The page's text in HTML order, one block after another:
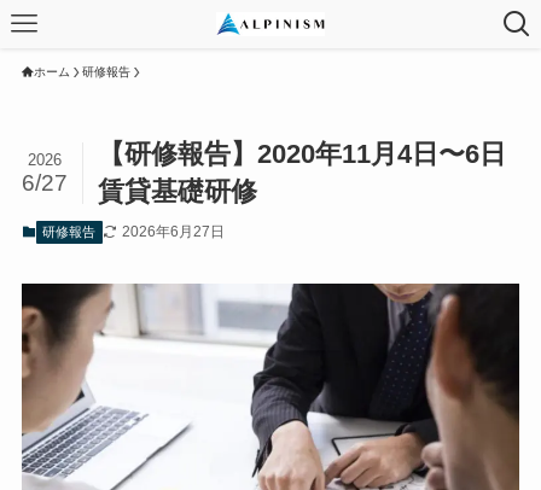
ホーム 研修報告
【研修報告】2020年11月4日〜6日
賃貸基礎研修
2026
6/27
研修報告 2026年6月27日